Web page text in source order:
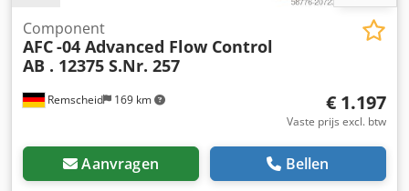
Remscheid 169 km
Component
AFC-04 Advanced Flow Control
AB . 12375 S.Nr. 257
€ 1.197
Vaste prijs excl. btw
Aanvragen Bellen